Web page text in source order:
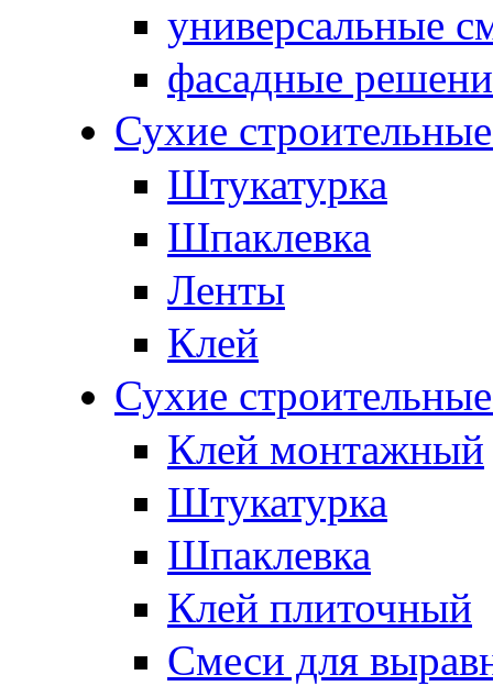
универсальные
фасадные
Сухие
Штукатурка
Шпаклевка
Ленты
Клей
Сухие
Клей монтажный
Штукатурка
Шпаклевка
Клей плиточный
Смеси для